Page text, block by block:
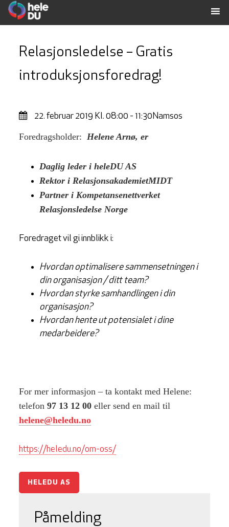
Relasjonsledelse – Gratis
introduksjonsforedrag!
22. februar 2019 Kl. 08:00 - 11:30Namsos
Foredragsholder: Helene Arnø, er
Daglig leder i heleDU AS
Rektor i RelasjonsakademietMIDT
Partner i Kompetansenettverket
Relasjonsledelse Norge
Foredraget vil gi innblikk i:
Hvordan optimalisere sammensetningen i
din organisasjon / ditt team?
Hvordan styrke samhandlingen i din
organisasjon?
Hvordan hente ut potensialet i dine
medarbeidere?
For mer informasjon – ta kontakt med Helene:
telefon97 13 12 00 eller send en mail til
helene@heledu.no
https://heledu.no/om-oss/
HELEDU AS
Påmelding